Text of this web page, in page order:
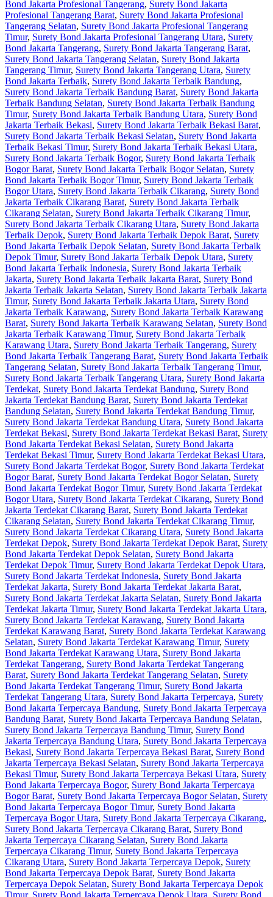
Bond Jakarta Profesional Tangerang, Surety Bond Jakarta
Profesional Tangerang Barat, Surety Bond Jakarta Profesional
Tangerang Selatan, Surety Bond Jakarta Profesional Tangerang
Timur, Surety Bond Jakarta Profesional Tangerang Utara, Surety
Bond Jakarta Tangerang, Surety Bond Jakarta Tangerang Barat,
Surety Bond Jakarta Tangerang Selatan, Surety Bond Jakarta
Tangerang Timur, Surety Bond Jakarta Tangerang Utara, Surety
Bond Jakarta Terbaik, Surety Bond Jakarta Terbaik Bandung,
Surety Bond Jakarta Terbaik Bandung Barat, Surety Bond Jakarta
Terbaik Bandung Selatan, Surety Bond Jakarta Terbaik Bandung
Timur, Surety Bond Jakarta Terbaik Bandung Utara, Surety Bond
Jakarta Terbaik Bekasi, Surety Bond Jakarta Terbaik Bekasi Barat,
Surety Bond Jakarta Terbaik Bekasi Selatan, Surety Bond Jakarta
Terbaik Bekasi Timur, Surety Bond Jakarta Terbaik Bekasi Utara,
Surety Bond Jakarta Terbaik Bogor, Surety Bond Jakarta Terbaik
Bogor Barat, Surety Bond Jakarta Terbaik Bogor Selatan, Surety
Bond Jakarta Terbaik Bogor Timur, Surety Bond Jakarta Terbaik
Bogor Utara, Surety Bond Jakarta Terbaik Cikarang, Surety Bond
Jakarta Terbaik Cikarang Barat, Surety Bond Jakarta Terbaik
Cikarang Selatan, Surety Bond Jakarta Terbaik Cikarang Timur,
Surety Bond Jakarta Terbaik Cikarang Utara, Surety Bond Jakarta
Terbaik Depok, Surety Bond Jakarta Terbaik Depok Barat, Surety
Bond Jakarta Terbaik Depok Selatan, Surety Bond Jakarta Terbaik
Depok Timur, Surety Bond Jakarta Terbaik Depok Utara, Surety
Bond Jakarta Terbaik Indonesia, Surety Bond Jakarta Terbaik
Jakarta, Surety Bond Jakarta Terbaik Jakarta Barat, Surety Bond
Jakarta Terbaik Jakarta Selatan, Surety Bond Jakarta Terbaik Jakarta
Timur, Surety Bond Jakarta Terbaik Jakarta Utara, Surety Bond
Jakarta Terbaik Karawang, Surety Bond Jakarta Terbaik Karawang
Barat, Surety Bond Jakarta Terbaik Karawang Selatan, Surety Bond
Jakarta Terbaik Karawang Timur, Surety Bond Jakarta Terbaik
Karawang Utara, Surety Bond Jakarta Terbaik Tangerang, Surety
Bond Jakarta Terbaik Tangerang Barat, Surety Bond Jakarta Terbaik
Tangerang Selatan, Surety Bond Jakarta Terbaik Tangerang Timur,
Surety Bond Jakarta Terbaik Tangerang Utara, Surety Bond Jakarta
Terdekat, Surety Bond Jakarta Terdekat Bandung, Surety Bond
Jakarta Terdekat Bandung Barat, Surety Bond Jakarta Terdekat
Bandung Selatan, Surety Bond Jakarta Terdekat Bandung Timur,
Surety Bond Jakarta Terdekat Bandung Utara, Surety Bond Jakarta
Terdekat Bekasi, Surety Bond Jakarta Terdekat Bekasi Barat, Surety
Bond Jakarta Terdekat Bekasi Selatan, Surety Bond Jakarta
Terdekat Bekasi Timur, Surety Bond Jakarta Terdekat Bekasi Utara,
Surety Bond Jakarta Terdekat Bogor, Surety Bond Jakarta Terdekat
Bogor Barat, Surety Bond Jakarta Terdekat Bogor Selatan, Surety
Bond Jakarta Terdekat Bogor Timur, Surety Bond Jakarta Terdekat
Bogor Utara, Surety Bond Jakarta Terdekat Cikarang, Surety Bond
Jakarta Terdekat Cikarang Barat, Surety Bond Jakarta Terdekat
Cikarang Selatan, Surety Bond Jakarta Terdekat Cikarang Timur,
Surety Bond Jakarta Terdekat Cikarang Utara, Surety Bond Jakarta
Terdekat Depok, Surety Bond Jakarta Terdekat Depok Barat, Surety
Bond Jakarta Terdekat Depok Selatan, Surety Bond Jakarta
Terdekat Depok Timur, Surety Bond Jakarta Terdekat Depok Utara,
Surety Bond Jakarta Terdekat Indonesia, Surety Bond Jakarta
Terdekat Jakarta, Surety Bond Jakarta Terdekat Jakarta Barat,
Surety Bond Jakarta Terdekat Jakarta Selatan, Surety Bond Jakarta
Terdekat Jakarta Timur, Surety Bond Jakarta Terdekat Jakarta Utara,
Surety Bond Jakarta Terdekat Karawang, Surety Bond Jakarta
Terdekat Karawang Barat, Surety Bond Jakarta Terdekat Karawang
Selatan, Surety Bond Jakarta Terdekat Karawang Timur, Surety
Bond Jakarta Terdekat Karawang Utara, Surety Bond Jakarta
Terdekat Tangerang, Surety Bond Jakarta Terdekat Tangerang
Barat, Surety Bond Jakarta Terdekat Tangerang Selatan, Surety
Bond Jakarta Terdekat Tangerang Timur, Surety Bond Jakarta
Terdekat Tangerang Utara, Surety Bond Jakarta Terpercaya, Surety
Bond Jakarta Terpercaya Bandung, Surety Bond Jakarta Terpercaya
Bandung Barat, Surety Bond Jakarta Terpercaya Bandung Selatan,
Surety Bond Jakarta Terpercaya Bandung Timur, Surety Bond
Jakarta Terpercaya Bandung Utara, Surety Bond Jakarta Terpercaya
Bekasi, Surety Bond Jakarta Terpercaya Bekasi Barat, Surety Bond
Jakarta Terpercaya Bekasi Selatan, Surety Bond Jakarta Terpercaya
Bekasi Timur, Surety Bond Jakarta Terpercaya Bekasi Utara, Surety
Bond Jakarta Terpercaya Bogor, Surety Bond Jakarta Terpercaya
Bogor Barat, Surety Bond Jakarta Terpercaya Bogor Selatan, Surety
Bond Jakarta Terpercaya Bogor Timur, Surety Bond Jakarta
Terpercaya Bogor Utara, Surety Bond Jakarta Terpercaya Cikarang,
Surety Bond Jakarta Terpercaya Cikarang Barat, Surety Bond
Jakarta Terpercaya Cikarang Selatan, Surety Bond Jakarta
Terpercaya Cikarang Timur, Surety Bond Jakarta Terpercaya
Cikarang Utara, Surety Bond Jakarta Terpercaya Depok, Surety
Bond Jakarta Terpercaya Depok Barat, Surety Bond Jakarta
Terpercaya Depok Selatan, Surety Bond Jakarta Terpercaya Depok
Timur, Surety Bond Jakarta Terpercaya Depok Utara, Surety Bond